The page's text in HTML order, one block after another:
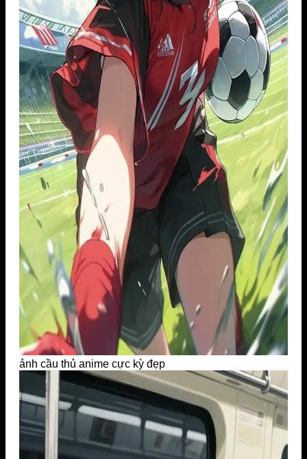
ảnh cầu thủ anime cực kỳ đẹp